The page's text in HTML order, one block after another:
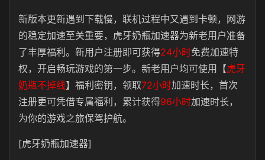
新版本更新遇到下载慢，联机过程中又遇到卡顿，网游
的稳定加速至关重要，虎牙奶瓶加速器为新老用户准备
了丰厚福利。新用户注册即可获得24小时免费加速特
权，开启畅玩游戏的第一步。新老用户均可使用【虎牙
奶瓶不掉线】福利密钥，领取72小时加速时长，首次
注册更可凭借专属福利，累计获得96小时加速时长，
为你的游戏之旅保驾护航。
[虎牙奶瓶加速器]